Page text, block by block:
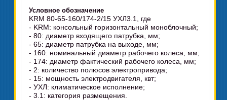
Условное обозначение
KRM 80-65-160/174-2/15 УХЛ3.1, где
- KRM: консольный горизонтальный моноблочный;
- 80: диаметр входящего патрубка, мм;
- 65: диаметр патрубка на выходе, мм;
- 160: номинальный диаметр рабочего колеса, мм;
- 174: диаметр фактический рабочего колеса, мм;
- 2: количество полюсов электропривода;
- 15: мощность электродвигателя, квт;
- УХЛ: климатическое исполнение;
- 3.1: категория размещения.